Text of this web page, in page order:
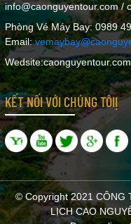
info@caonguyentour.com /
Phòng Vé Máy Bay: 0989
Email:
KẾT NỐI VỚI CHÚNG TÔIỊ
© Copyright 2021 CÔNG
LỊCH CAO